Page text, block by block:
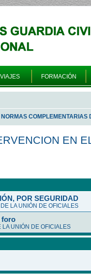
FORMACIÓN
NORMAS COMPLEMENTARIAS
EN
POR SEGURIDAD
LA UNIÓN DE OFICIALES
foro
UNIÓN DE OFICIALES